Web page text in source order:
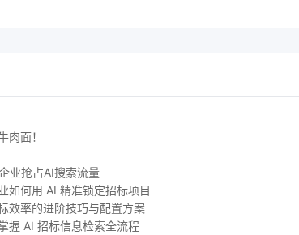
肉面！
业抢占AI搜索流量
如何用 AI 精准锁定招标项目
效率的进阶技巧与配置方案
握 AI 招标信息检索全流程